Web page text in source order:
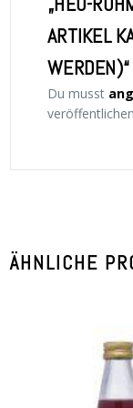
ARTIKEL
WERDEN)“
Du musst
ÄHNLICHE